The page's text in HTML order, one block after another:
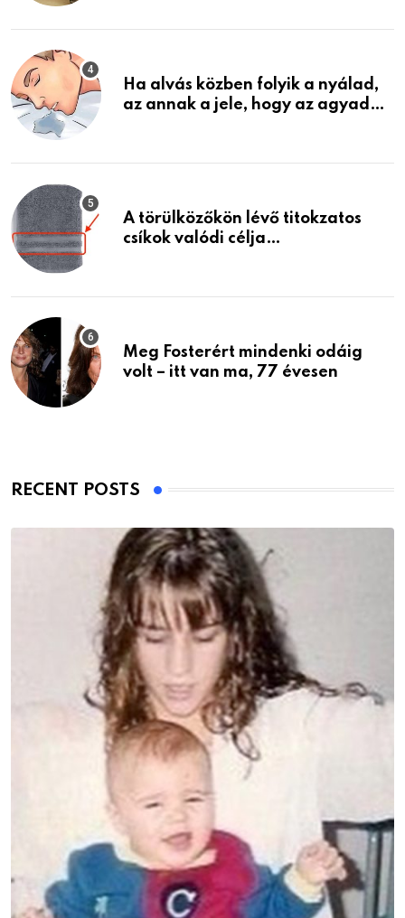
életemet
Ha alvás közben folyik a nyálad,
az annak a jele, hogy az agyad…
A törülközőkön lévő titokzatos
csíkok valódi célja…
Meg Fosterért mindenki odáig
volt – itt van ma, 77 évesen
RECENT POSTS